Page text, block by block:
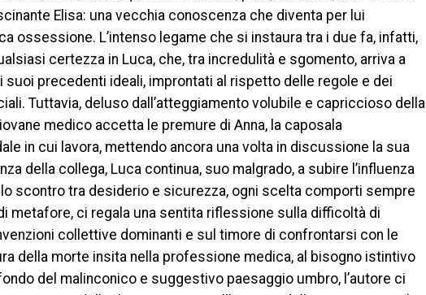
Elisa: una vecchia conoscenza che diventa per lui
ossessione. L’intenso legame che si instaura tra i due fa, infatti,
certezza in Luca, che, tra incredulità e sgomento, arriva a
suoi precedenti ideali, improntati al rispetto delle regole e dei
Tuttavia, deluso dall’atteggiamento volubile e capriccioso della
medico accetta le premure di Anna, la caposala
in cui lavora, mettendo ancora una volta in discussione la sua
della collega, Luca continua, suo malgrado, a subire l’influenza
scontro tra desiderio e sicurezza, ogni scelta comporti sempre
metafore, ci regala una sentita riflessione sulla difficoltà di
collettive dominanti e sul timore di confrontarsi con le
della morte insita nella professione medica, al bisogno istintivo
del malinconico e suggestivo paesaggio umbro, l’autore ci